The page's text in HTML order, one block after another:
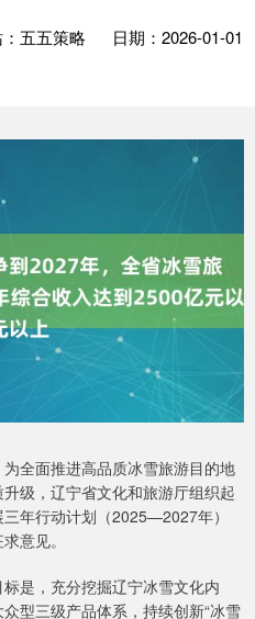
五五策略
日期：2026-01-01
全面推进高品质冰雪旅游目的地
级，辽宁省文化和旅游厅组织起
年行动计划（2025—2027年）
意见。
是，充分挖掘辽宁冰雪文化内
型三级产品体系，持续创新“冰雪